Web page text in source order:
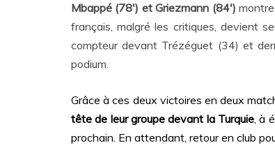
Mbappé (78′) et Griezmann (84′)
français, malgré les critiques, devient
compteur devant Trézéguet (34) et
podium.
Grâce à ces deux victoires en deux
tête de leur groupe devant la Turquie, à
prochain. En attendant, retour en club